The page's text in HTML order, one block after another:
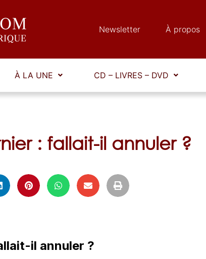
Newsletter À propos
À LA UNE CD – LIVRES – DVD
: fallait-il annuler ?
il annuler ?